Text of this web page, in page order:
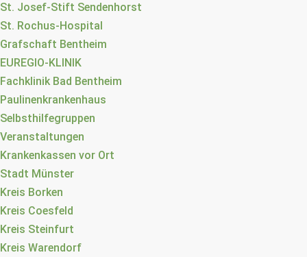
St. Josef-Stift Sendenhorst
St. Rochus-Hospital
Grafschaft Bentheim
EUREGIO-KLINIK
Fachklinik Bad Bentheim
Paulinenkrankenhaus
Selbsthilfegruppen
Veranstaltungen
Krankenkassen vor Ort
Stadt Münster
Kreis Borken
Kreis Coesfeld
Kreis Steinfurt
Kreis Warendorf